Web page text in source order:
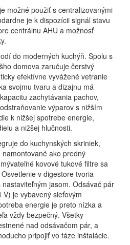
možné použiť s centralizovanými
je k dispozícii signál stavu
centrálnu AHU a možnosť
do moderných kuchýň. Spolu s
domova zaručuje čerstvý
efektívne vyvážené vetranie
svojmu tvaru a dizajnu má
zachytávania pachov,
výparov s nižším
k nižšej spotrebe energie,
a nižšej hlučnosti.
do kuchynských skriniek,
ako predný
kovové tukové filtre sa
Osvetlenie v digestore tvoria
jasom. Odsávač pár
je vybavený sieťovým
energie je preto nízka a
vždy bezpečný. Všetky
nad odsávačom pár, a
pripojiť vo fáze inštalácie.